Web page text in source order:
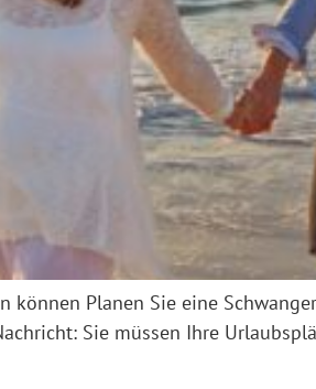
können Planen Sie eine
Sie müssen Ihre